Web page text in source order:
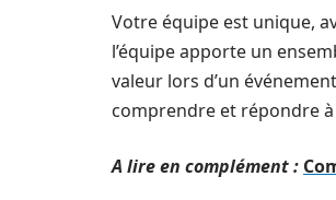
Votre équipe est unique,
l’équipe apporte un
valeur lors d’un
comprendre et répondre
A lire en complément :